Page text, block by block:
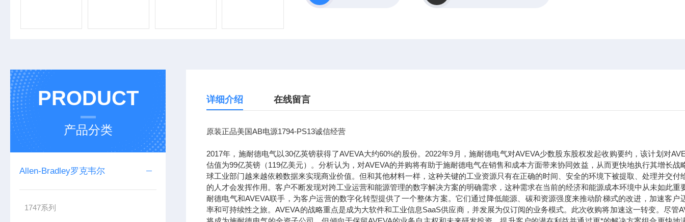
PRODUCT
产品分类
Allen-Bradley罗克韦尔
1747系列
详细介绍 在线留言
原装正品美国AB电源1794-PS13诚信经营
2017年，施耐德电气以30亿英镑获得了AVEVA大约60%的股份。2022年9月，施耐德电气对AVEVA少数股东股权发起收购要约，该计划对
估值为99亿英镑（119亿美元）。分析认为，对AVEVA的并购将有助于施耐德电气在销售和成本方面带来协同效益，从而更快地执行其增长战
球工业部门越来越依赖数据来实现商业价值。但和其他材料一样，这种关键的工业资源只有在正确的时间、安全的环境下被提取、处理并交付
的人才会发挥作用。客户不断发现对跨工业运营和能源管理的数字解决方案的明确需求，这种需求在当前的经济和能源成本环境中从未如此重
耐德电气和AVEVA联手，为客户运营的数字化转型提供了一个整体方案。它们通过降低能源、碳和资源强度来推动阶梯式的改进，加速客户
率和可持续性之旅。AVEVA的战略重点是成为大软件和工业信息SaaS供应商，并发展为仅订阅的业务模式。此次收购将加速这一转变。尽管